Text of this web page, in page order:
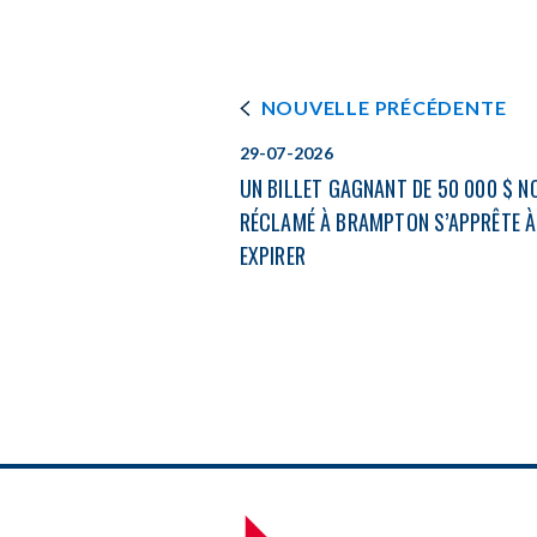
NOUVELLE PRÉCÉDENTE
29-07-2026
UN BILLET GAGNANT DE 50 000 $
RÉCLAMÉ À BRAMPTON S’APPRÊTE À
EXPIRER